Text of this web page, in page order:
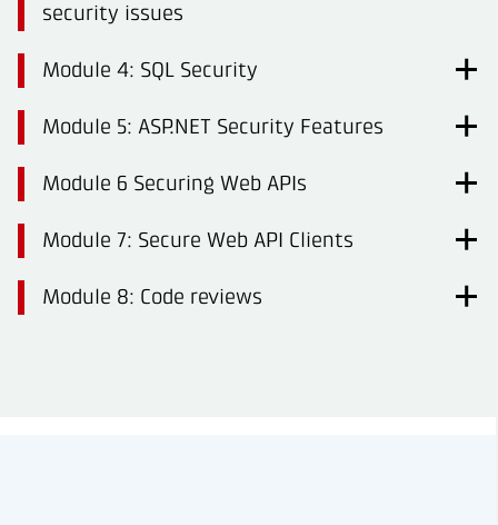
security issues
Module 4: SQL Security
Module 5: ASP.NET Security Features
Module 6 Securing Web APIs
Module 7: Secure Web API Clients
Module 8: Code reviews